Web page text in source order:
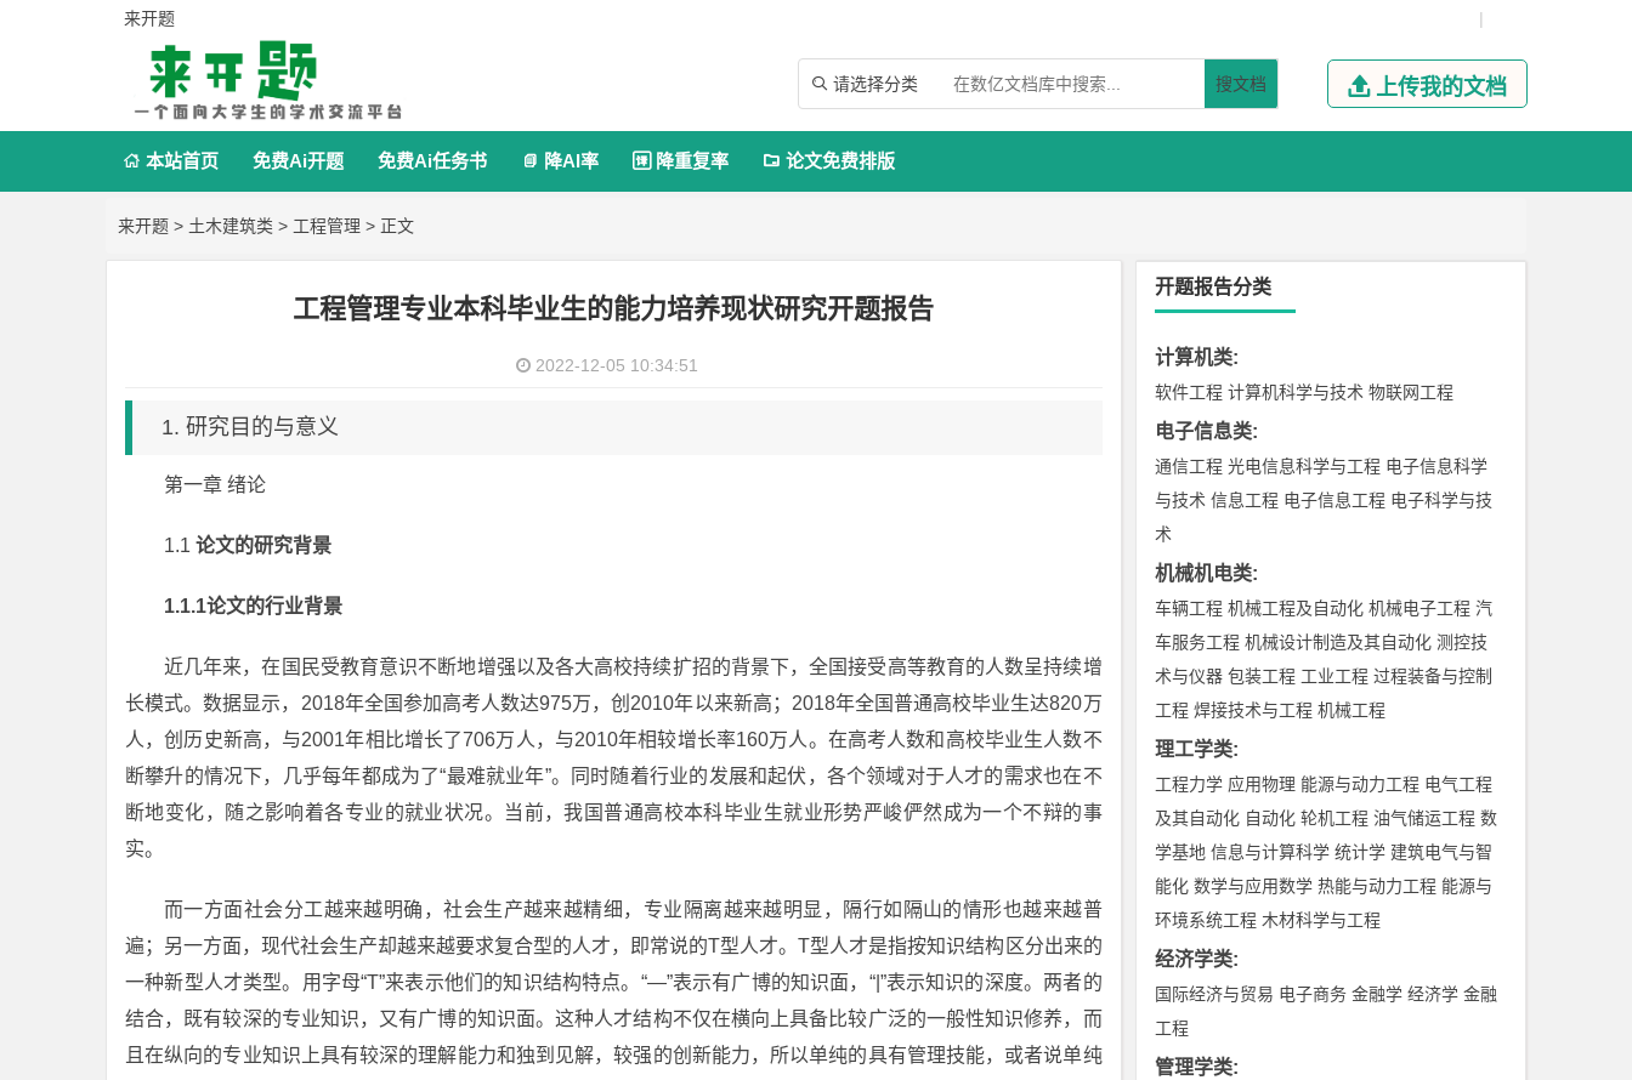
来开题 |
 请选择分类 搜文档  上传我的文档
 本站首页 免费Ai开题 免费Ai任务书  降AI率  降重复率  论文免费排版
来开题 > 土木建筑类 > 工程管理 > 正文
工程管理专业本科毕业生的能力培养现状研究开题报告
2022-12-05 10:34:51
1. 研究目的与意义
第一章 绪论
1.1 论文的研究背景
1.1.1论文的行业背景
近几年来，在国民受教育意识不断地增强以及各大高校持续扩招的背景下，全国接受高等教育的人数呈持续增
长模式。数据显示，2018年全国参加高考人数达975万，创2010年以来新高；2018年全国普通高校毕业生达820万
人，创历史新高，与2001年相比增长了706万人，与2010年相较增长率160万人。在高考人数和高校毕业生人数不
断攀升的情况下，几乎每年都成为了“最难就业年”。同时随着行业的发展和起伏，各个领域对于人才的需求也在不
断地变化，随之影响着各专业的就业状况。当前，我国普通高校本科毕业生就业形势严峻俨然成为一个不辩的事
实。
而一方面社会分工越来越明确，社会生产越来越精细，专业隔离越来越明显，隔行如隔山的情形也越来越普
遍；另一方面，现代社会生产却越来越要求复合型的人才，即常说的T型人才。T型人才是指按知识结构区分出来的
一种新型人才类型。用字母“T”来表示他们的知识结构特点。“—”表示有广博的知识面，“|”表示知识的深度。两者的
结合，既有较深的专业知识，又有广博的知识面。这种人才结构不仅在横向上具备比较广泛的一般性知识修养，而
且在纵向的专业知识上具有较深的理解能力和独到见解，较强的创新能力，所以单纯的具有管理技能，或者说单纯
开题报告分类
计算机类:
软件工程 计算机科学与技术 物联网工程
电子信息类:
通信工程 光电信息科学与工程 电子信息科学
与技术 信息工程 电子信息工程 电子科学与技
术
机械机电类:
车辆工程 机械工程及自动化 机械电子工程 汽
车服务工程 机械设计制造及其自动化 测控技
术与仪器 包装工程 工业工程 过程装备与控制
工程 焊接技术与工程 机械工程
理工学类:
工程力学 应用物理 能源与动力工程 电气工程
及其自动化 自动化 轮机工程 油气储运工程 数
学基地 信息与计算科学 统计学 建筑电气与智
能化 数学与应用数学 热能与动力工程 能源与
环境系统工程 木材科学与工程
经济学类:
国际经济与贸易 电子商务 金融学 经济学 金融
工程
管理学类: